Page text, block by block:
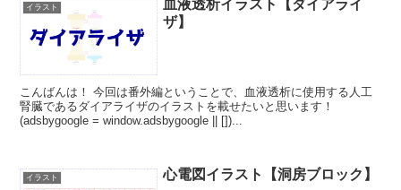
イラスト
血液透析イラスト【ダイアライ
ザ】
こんばんは！ 今回は番外編ということで、血液透析に使用する人工
腎臓であるダイアライザのイラストを載せたいと思います！
(adsbygoogle = window.adsbygoogle || [])...
イラスト 心電図イラスト【洞房ブロック】